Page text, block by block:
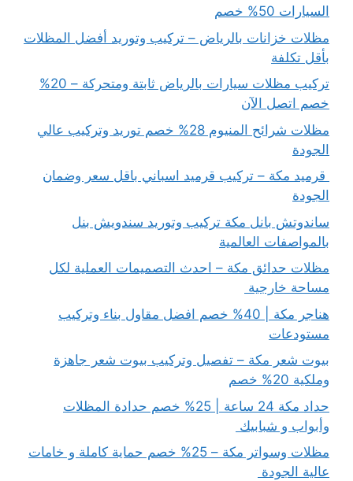
السيارات 50% خصم
مظلات خزانات بالرياض – تركيب وتوريد أفضل المظلات
بأقل تكلفة
تركيب مظلات سيارات بالرياض ثابتة ومتحركة – 20%
خصم اتصل الآن
مظلات شرائح المنيوم 28% خصم توريد وتركيب عالي
الجودة
قرميد مكة – تركيب قرميد اسباني باقل سعر وضمان
الجودة
ساندوتش بانل مكة تركيب وتوريد سندويش بنل
بالمواصفات العالمية
مظلات حدائق مكة – احدث التصميمات العملية لكل
مساحة خارجية
هناجر مكة | 40% خصم افضل مقاول بناء وتركيب
مستودعات
بيوت شعر مكة – تفصيل وتركيب بيوت شعر جاهزة
وملكية 20% خصم
حداد مكة 24 ساعة | 25% خصم حدادة المظلات
وأبواب و شبابيك
مظلات وسواتر مكة – 25% خصم حماية كاملة و خامات
عالية الجودة